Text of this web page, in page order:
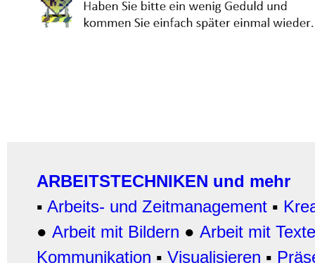
ARBEITSTECHNIKEN und mehr
▪ Arbeits- und Zeitmanagement ▪
● Arbeit mit Bildern ● Arbeit mit
Kommunikation ▪ Visualisieren ▪